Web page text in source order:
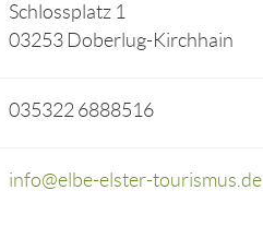
Schlossplatz 1
03253 Doberlug-Kirchhain
035322 6888516
info@elbe-elster-tourismus.de